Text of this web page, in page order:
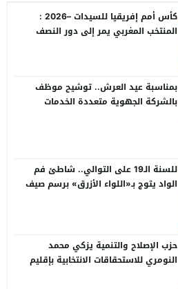
كأس أمم إفريقيا للسيدات –2026 :
المنتخب المغربي يمر إلى دور النصف
بمناسبة عيد العرش.. توشيح موظف
بالشركة الجهوية متعددة الخدمات
للسنة الـ19 على التوالي.. شاطئ فم
الواد يتوج بـ«اللواء الأزرق» برسم صيف
حزب الإصلاح والتنمية يزكي محمد
النومري للاستحقاقات الانتخابية بإقليم